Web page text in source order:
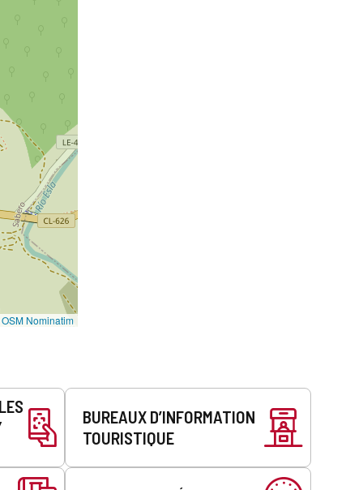
OSM Nominatim
BUREAUX D’INFORMATION
TOURISTIQUE